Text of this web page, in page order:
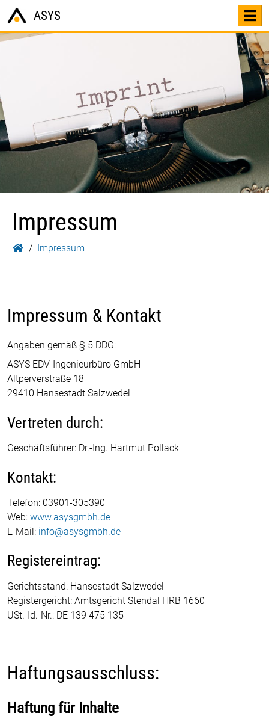
ASYS
Impressum
Impressum
Impressum & Kontakt
Angaben gemäß § 5 DDG:
ASYS EDV-Ingenieurbüro GmbH
Altperverstraße 18
29410 Hansestadt Salzwedel
Vertreten durch:
Geschäftsführer: Dr.-Ing. Hartmut Pollack
Kontakt:
Telefon: 03901-305390
Web: www.asysgmbh.de
E-Mail: info@asysgmbh.de
Registereintrag:
Gerichtsstand: Hansestadt Salzwedel
Registergericht: Amtsgericht Stendal HRB 1660
USt.-Id.-Nr.: DE 139 475 135
Haftungsausschluss:
Haftung für Inhalte